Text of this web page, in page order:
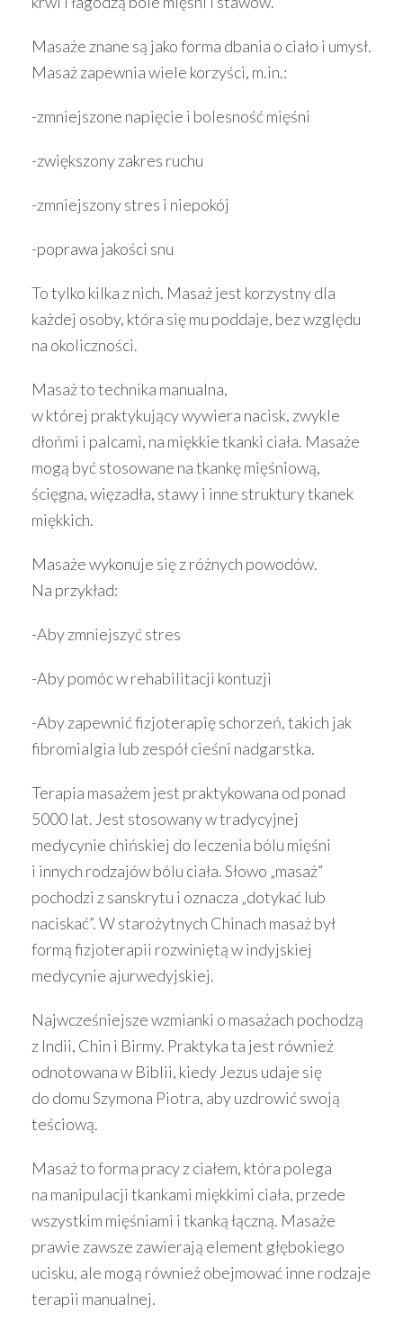
Masaże znane są jako forma dbania o ciało i umysł.
Masaż zapewnia wiele korzyści, m.in.:
-zmniejszone napięcie i bolesność mięśni
-zwiększony zakres ruchu
-zmniejszony stres i niepokój
-poprawa jakości snu
To tylko kilka z nich. Masaż jest korzystny dla
każdej osoby, która się mu poddaje, bez względu
na okoliczności.
Masaż to technika manualna,
w której praktykujący wywiera nacisk, zwykle
dłońmi i palcami, na miękkie tkanki ciała. Masaże
mogą być stosowane na tkankę mięśniową,
ścięgna, więzadła, stawy i inne struktury tkanek
miękkich.
Masaże wykonuje się z różnych powodów.
Na przykład:
-Aby zmniejszyć stres
-Aby pomóc w rehabilitacji kontuzji
-Aby zapewnić fizjoterapię schorzeń, takich jak
fibromialgia lub zespół cieśni nadgarstka.
Terapia masażem jest praktykowana od ponad
5000 lat. Jest stosowany w tradycyjnej
medycynie chińskiej do leczenia bólu mięśni
i innych rodzajów bólu ciała. Słowo „masaż”
pochodzi z sanskrytu i oznacza „dotykać lub
naciskać”. W starożytnych Chinach masaż był
formą fizjoterapii rozwiniętą w indyjskiej
medycynie ajurwedyjskiej.
Najwcześniejsze wzmianki o masażach pochodzą
z Indii, Chin i Birmy. Praktyka ta jest również
odnotowana w Biblii, kiedy Jezus udaje się
do domu Szymona Piotra, aby uzdrowić swoją
teściową.
Masaż to forma pracy z ciałem, która polega
na manipulacji tkankami miękkimi ciała, przede
wszystkim mięśniami i tkanką łączną. Masaże
prawie zawsze zawierają element głębokiego
ucisku, ale mogą również obejmować inne rodzaje
terapii manualnej.